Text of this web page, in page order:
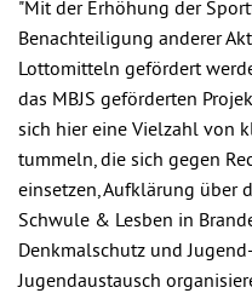
"Mit der Erhöhung der
Benachteiligung anderer
Lottomitteln gefördert
das MBJS geförderten
sich hier eine Vielzahl von
tummeln, die sich gegen
einsetzen, Aufklärung über
Schwule & Lesben in
Denkmalschutz und
Jugendaustausch